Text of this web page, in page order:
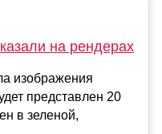
на рендерах
изображения
представлен 20
в зеленой,